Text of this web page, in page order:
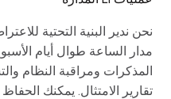
نحن ندير البنية التحتية
مدار الساعة طوال أيام
المذكرات ومراقبة النظام
تقارير الامتثال. يمكنك